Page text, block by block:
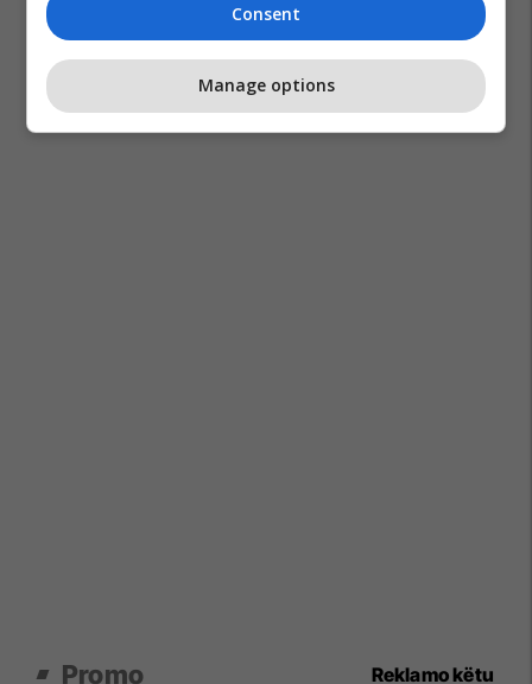
Promo Reklamo këtu
Consent
Manage options